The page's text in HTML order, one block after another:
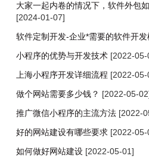
大家一起内卷的情况下，软件外包
[2024-01-07]
软件定制开发-企业*需要的软件开发
小程序的优势与开发技术 [2022-05-
上海小程序开发详细流程 [2022-05-
做个网站需要多少钱？ [2022-05-
推广微信小程序的主流方法 [2022-
好的网站建设有哪些要求 [2022-05-
​如何做好网站建设 [2022-05-01]